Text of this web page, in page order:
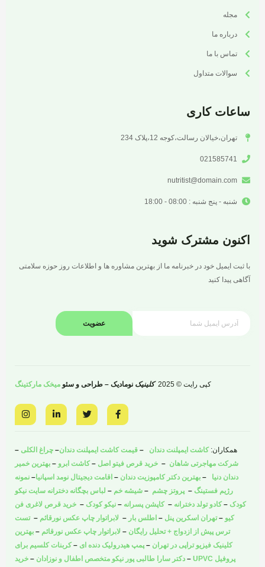
مجله
درباره ما
تماس با ما
سوالات متداول
ساعات کاری
تهران،خیالان رسالت،کوجه 12،پلاک 234
021585741
nutritist@domain.com
شنبه - پنج شنبه : 08:00 - 18:00
اکنون مشترک شوید
با ثبت ایمیل خود در خبرنامه ما از بهترین مشاوره ها و اطلاعات روز حوزه سلامتی
آگاهی پیدا کنید
عضویت
کپی رایت © 2025 کلینیک نومادیک – طراحی و سئو میخک مارکتینگ
F
a
c
o
o
k
-
w
i
e
r
L
i
n
d
-
n
I
n
s
g
r
a
m
همکاران: کاشت ایمپلنت دندان – قیمت کاشت ایمپلنت دندان– چراغ الکلی –
شرکت مهاجرتی شاهان – خرید قرص فیتو اصل –کاشت ابرو – بهترین خمیر
دندان دنیا – بهترین دکتر کامپوزیت دندان – اقامت دیجیتال نومد اسپانیا– نمونه
رژیم فستینگ – پروتز چشم – شیشه خم – لباس بچگانه دخترانه سایت نیکو
کودک –کادو تولد دخترانه –کاپشن پسرانه – نیکو کودک – خرید قرص لاغری فن
کیو –تهران اسکرین پنل – اطلس بار – لابراتوار چاپ عکس نورقائم –تست
ترس پیش از ازدواج + تحلیل رایگان – لابراتوار چاپ عکس نورقائم – بهترین
کلینیک فیزیو تراپی در تهران – پمپ هیدرولیک دنده ای –کربنات کلسیم برای
پروفیل UPVC
– دکتر سارا طالبی پور نیکو متخصص اطفال و نوزادان – خرید